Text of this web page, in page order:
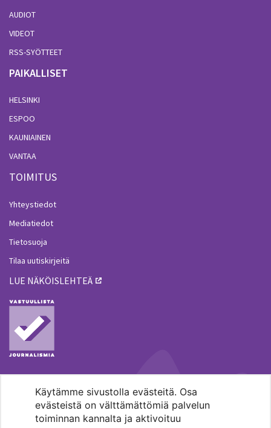
Käytämme sivustolla evästeitä. Osa
evästeistä on välttämättömiä palvelun
toiminnan kannalta ja aktivoituu
AUDIOT
VIDEOT
RSS-SYÖTTEET
PAIKALLISET
HELSINKI
ESPOO
KAUNIAINEN
VANTAA
TOIMITUS
Yhteystiedot
Mediatiedot
Tietosuoja
Tilaa uutiskirjeitä
LUE NÄKÖISLEHTEÄ
MENOHAKU